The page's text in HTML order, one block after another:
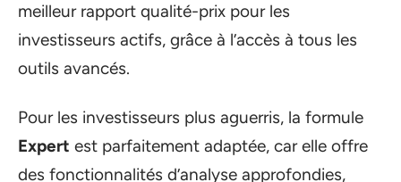
meilleur rapport qualité-prix pour les
investisseurs actifs, grâce à l’accès à tous les
outils avancés.
Pour les investisseurs plus aguerris, la formule
Expert est parfaitement adaptée, car elle offre
des fonctionnalités d’analyse approfondies,